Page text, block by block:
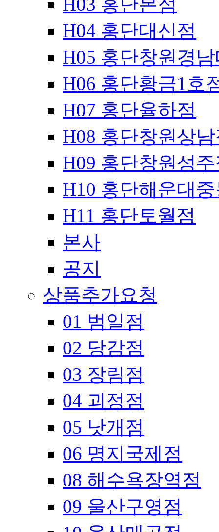
H04 홍단대신점
H05 홍단창원경
H06 홍단황금1호
H07 홍단율하점
H08 홍단창원상
H09 홍단창원성
H10 홍단해운대
H11 홍단토월점
본사
공지
상품추가요청
01 범일점
02 당감점
03 장림점
04 괴정점
05 낫개점
06 명지국제점
08 해수욕장역점
09 울산구영점